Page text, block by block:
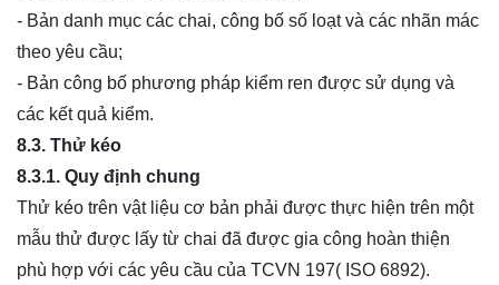
- Bản danh mục các chai, công bố số loạt và các nhãn mác
theo yêu cầu;
- Bản công bố phương pháp kiểm ren được sử dụng và
các kết quả kiểm.
8.3. Thử kéo
8.3.1. Quy định chung
Thử kéo trên vật liệu cơ bản phải được thực hiện trên một
mẫu thử được lấy từ chai đã được gia công hoàn thiện
phù hợp với các yêu cầu của TCVN 197( ISO 6892).